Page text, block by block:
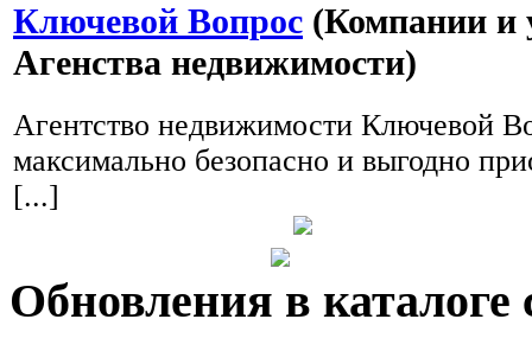
Ключевой Вопрос (Компании и
Агенства недвижимости)
Агентство недвижимости Ключевой
максимально безопасно и выгодно
[...]
Обновления в каталоге